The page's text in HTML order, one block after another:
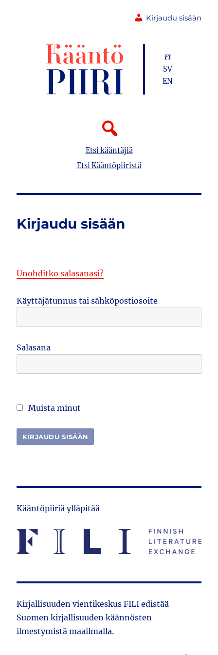
Kirjaudu sisään
Etsi kääntäjiä
Etsi Kääntöpiiristä
FI
SV
EN
Kirjaudu sisään
Unohditko salasanasi?
Käyttäjätunnus tai sähköpostiosoite
Salasana
Muista minut
Kääntöpiiriä ylläpitää
Kirjallisuuden vientikeskus FILI edistää
Suomen kirjallisuuden käännösten
ilmestymistä maailmalla.